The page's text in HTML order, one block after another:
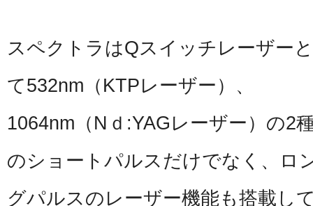
スペクトラはQスイッチレーザー
て532nm（KTPレーザー）、
1064nm（Nｄ:YAGレーザー）の2
のショートパルスだけでなく、ロ
グパルスのレーザー機能も搭載し